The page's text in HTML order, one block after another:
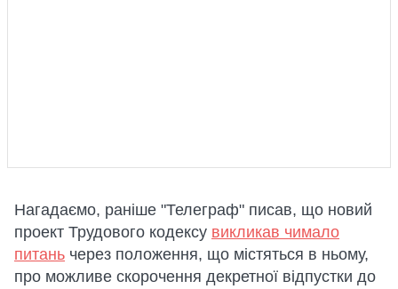
Нагадаємо, раніше "Телеграф" писав, що новий
проект Трудового кодексу викликав чимало
питань через положення, що містяться в ньому,
про можливе скорочення декретної відпустки до